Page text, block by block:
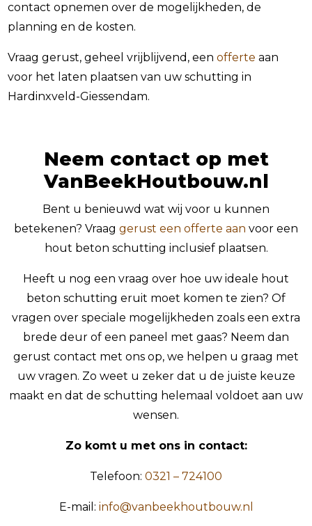
contact opnemen over de mogelijkheden, de
planning en de kosten.
Vraag gerust, geheel vrijblijvend, eenofferte aan
voor het laten plaatsen van uw schutting in
Hardinxveld-Giessendam.
Neem contact op met
VanBeekHoutbouw.nl
Bent u benieuwd wat wij voor u kunnen
betekenen? Vraag gerust een offerte aan voor een
hout beton schutting inclusief plaatsen.
Heeft u nog een vraag over hoe uw ideale hout
beton schutting eruit moet komen te zien? Of
vragen over speciale mogelijkheden zoals een extra
brede deur of een paneel met gaas? Neem dan
gerust contact met ons op, we helpen u graag met
uw vragen. Zo weet u zeker dat u de juiste keuze
maakt en dat de schutting helemaal voldoet aan uw
wensen.
Zo komt u met ons in contact:
Telefoon: 0321 – 724100
E-mail: info@vanbeekhoutbouw.nl